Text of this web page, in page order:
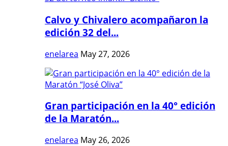
Calvo y Chivalero acompañaron la
edición 32 del...
enelarea May 27, 2026
Gran participación en la 40° edición
de la Maratón...
enelarea May 26, 2026